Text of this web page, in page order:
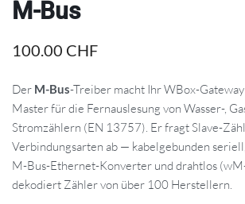
M-Bus
100.00 CHF
Der M-Bus-Treiber macht Ihr WBox-
Master für die Fernauslesung von Wasser-,
Stromzählern (EN 13757). Er fragt Slave-
Verbindungsarten ab — kabelgebunden
M-Bus-Ethernet-Konverter und drahtlos
dekodiert Zähler von über 100 Herstellern.